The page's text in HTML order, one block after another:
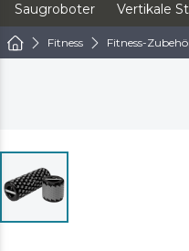
Saugroboter Vertikale
Fitness Fitness-